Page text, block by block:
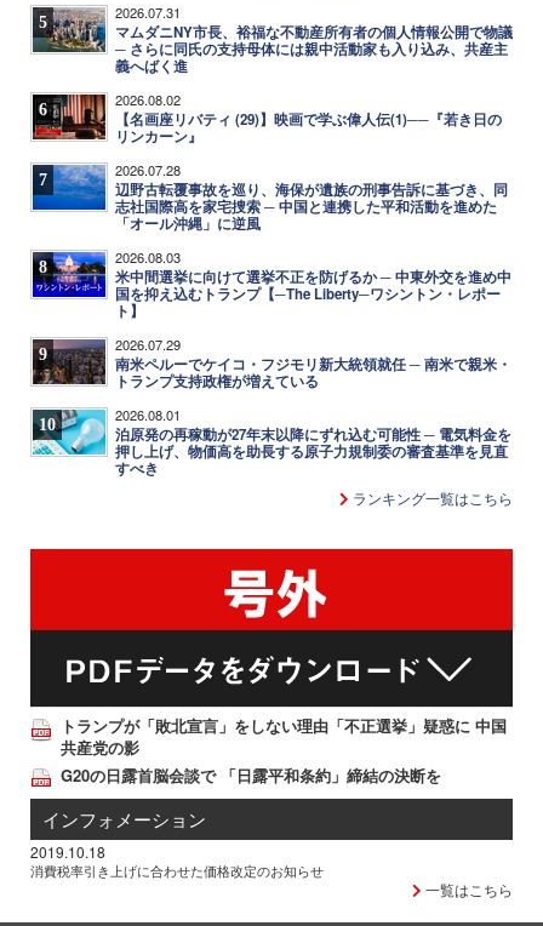
5 2026.07.31
マムダニNY市長、裕福な不動産所有者の個人情報公開で物議
─ さらに同氏の支持母体には親中活動家も入り込み、共産主
義へばく進
6 2026.08.02
【名画座リバティ (29)】映画で学ぶ偉人伝(1)──『若き日の
リンカーン』
7 2026.07.28
辺野古転覆事故を巡り、海保が遺族の刑事告訴に基づき、同
志社国際高を家宅捜索 ─ 中国と連携した平和活動を進めた
「オール沖縄」に逆風
8 2026.08.03
米中間選挙に向けて選挙不正を防げるか ─ 中東外交を進め中
国を抑え込むトランプ【─The Liberty─ワシントン・レポー
ト】
9 2026.07.29
南米ペルーでケイコ・フジモリ新大統領就任 ─ 南米で親米・
トランプ支持政権が増えている
10 2026.08.01
泊原発の再稼動が27年末以降にずれ込む可能性 ─ 電気料金を
押し上げ、物価高を助長する原子力規制委の審査基準を見直
すべき
ランキング一覧はこちら
トランプが「敗北宣言」をしない理由「不正選挙」疑惑に 中国
共産党の影
G20の日露首脳会談で 「日露平和条約」締結の決断を
インフォメーション
2019.10.18
消費税率引き上げに合わせた価格改定のお知らせ
一覧はこちら